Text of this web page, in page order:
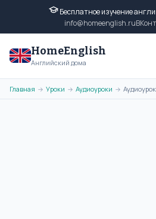
Бесплатное изучение
info@homeenglish.ru
HomeEnglish
Английский дома
Главная → Уроки → Аудиоуроки →